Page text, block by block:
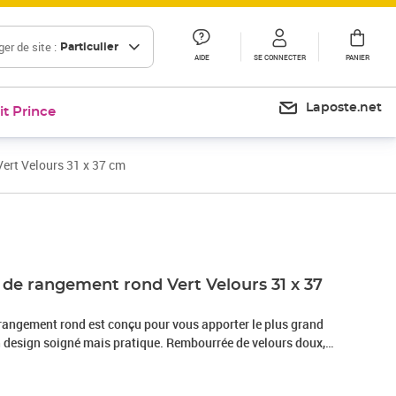
de site : Particulier
AIDE SE CONNECTER PANIER
Prince Laposte.net
Velours 31 x 37 cm
rangement rond Vert Velours 31 x 37
rond est conçu pour vous apporter le plus grand
soigné mais pratique. Rembourrée de velours doux,
et peu encombrante, offrant un confort optimal. Ce